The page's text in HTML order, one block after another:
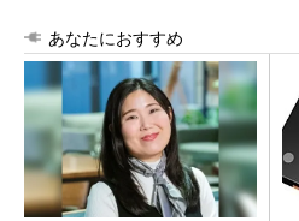
あなたにおすすめ